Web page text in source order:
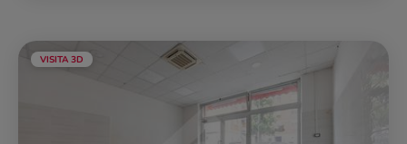
VISITA 3D